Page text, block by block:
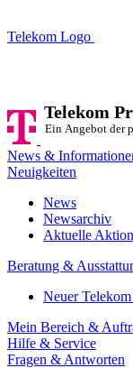
Telekom Logo
Telekom
Ein Angebot der
News &
Neuigkeiten
News
Newsarchiv
Aktuelle
Beratung &
Neuer
Mein Bereich &
Hilfe & Service
Fragen & Antworten